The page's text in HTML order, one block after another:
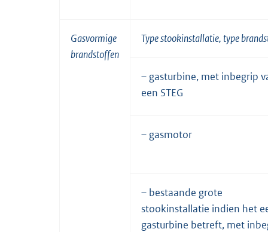
Gasvormige
brandstoffen
Type stookinstallatie, type
– gasturbine, met inbegrip
een STEG
– gasmotor
– bestaande grote
stookinstallatie indien het
gasturbine betreft, met